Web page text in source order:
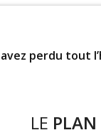
perdu tout
LE